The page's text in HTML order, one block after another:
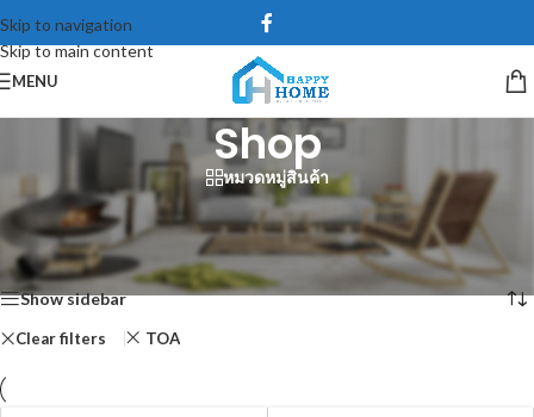
Skip to navigation
Skip to main content
MENU
Shop
หมวดหมู่สินค้า
/*99586587347*//*54745756836*/
หน้าหลัก/Shop Showing 1–12 of 373 results
Show sidebar
Clear filters TOA